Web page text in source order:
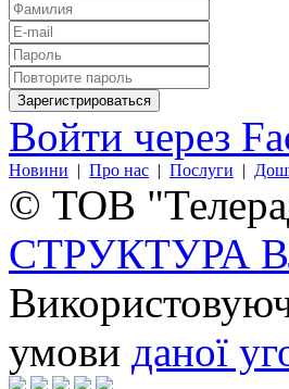
Войти через
Новини | Про нас | Послуги |
© ТОВ
СТРУКТУРА
умови даної